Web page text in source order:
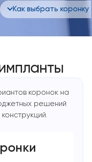
Как выбрать коронку
коронок на
решений